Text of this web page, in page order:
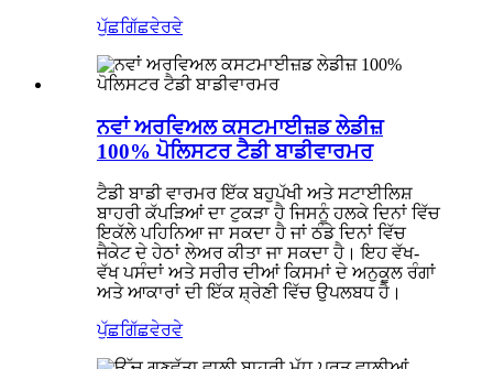
ਪੁੱਛਗਿੱਛਵੇਰਵੇ
ਨਵਾਂ ਅਰਵਿਅਲ ਕਸਟਮਾਈਜ਼ਡ ਲੇਡੀਜ਼
100% ਪੋਲਿਸਟਰ ਟੈਡੀ ਬਾਡੀਵਾਰਮਰ
ਟੈਡੀ ਬਾਡੀ ਵਾਰਮਰ ਇੱਕ ਬਹੁਪੱਖੀ ਅਤੇ ਸਟਾਈਲਿਸ਼
ਬਾਹਰੀ ਕੱਪੜਿਆਂ ਦਾ ਟੁਕੜਾ ਹੈ ਜਿਸਨੂੰ ਹਲਕੇ ਦਿਨਾਂ ਵਿੱਚ
ਇਕੱਲੇ ਪਹਿਨਿਆ ਜਾ ਸਕਦਾ ਹੈ ਜਾਂ ਠੰਡੇ ਦਿਨਾਂ ਵਿੱਚ
ਜੈਕੇਟ ਦੇ ਹੇਠਾਂ ਲੇਅਰ ਕੀਤਾ ਜਾ ਸਕਦਾ ਹੈ। ਇਹ ਵੱਖ-
ਵੱਖ ਪਸੰਦਾਂ ਅਤੇ ਸਰੀਰ ਦੀਆਂ ਕਿਸਮਾਂ ਦੇ ਅਨੁਕੂਲ ਰੰਗਾਂ
ਅਤੇ ਆਕਾਰਾਂ ਦੀ ਇੱਕ ਸ਼੍ਰੇਣੀ ਵਿੱਚ ਉਪਲਬਧ ਹੈ।
ਪੁੱਛਗਿੱਛਵੇਰਵੇ